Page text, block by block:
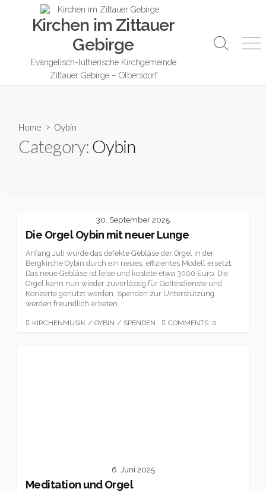
Kirchen im Zittauer
Gebirge
Evangelisch-lutherische Kirchgemeinde
Zittauer Gebirge – Olbersdorf
Search
Home > Oybin
Category:Oybin
30. September 2025
Die Orgel Oybin mit neuer Lunge
Anfang Juli wurde das defekte Gebläse der Orgel in der
Bergkirche Oybin durch ein neues, effizientes Modell ersetzt.
Das neue Gebläse ist leise und kostete etwa 3000 Euro. Die
Orgel kann nun wieder zuverlässig für Gottesdienste und
Konzerte genutzt werden. Spenden zur Unterstützung
werden freundlich erbeten.
CATEGORIES
KIRCHENMUSIK / OYBIN / SPENDEN COMMENTS: 0
6. Juni 2025
Meditation und Orgel